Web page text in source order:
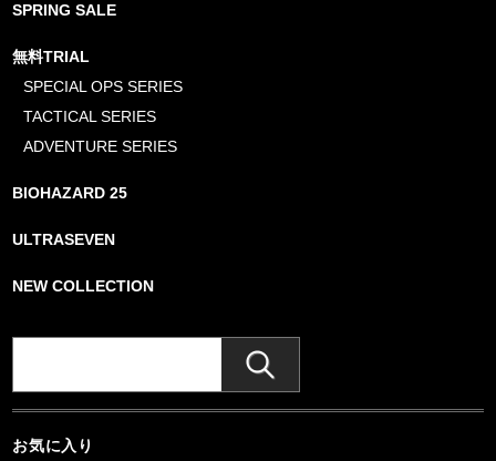
SPRING SALE
無料TRIAL
SPECIAL OPS SERIES
TACTICAL SERIES
ADVENTURE SERIES
BIOHAZARD 25
ULTRASEVEN
NEW COLLECTION
お気に入り